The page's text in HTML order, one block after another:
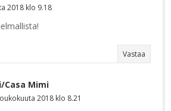
2018 klo 9.18
Vastaa
Casa Mimi
2018 klo 8.21